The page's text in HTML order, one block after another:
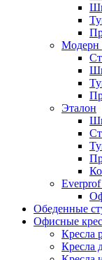
Модерн
Эталон
Обеденные
Офисные
Кресла
Кресла